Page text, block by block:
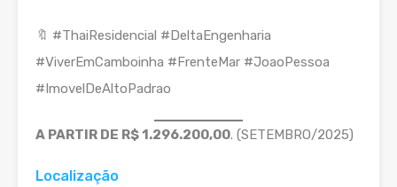
🔖 #ThaiResidencial #DeltaEngenharia
#ViverEmCamboinha #FrenteMar #JoaoPessoa
#ImovelDeAltoPadrao
A PARTIR DE R$ 1.296.200,00. (SETEMBRO/2025)
Localização